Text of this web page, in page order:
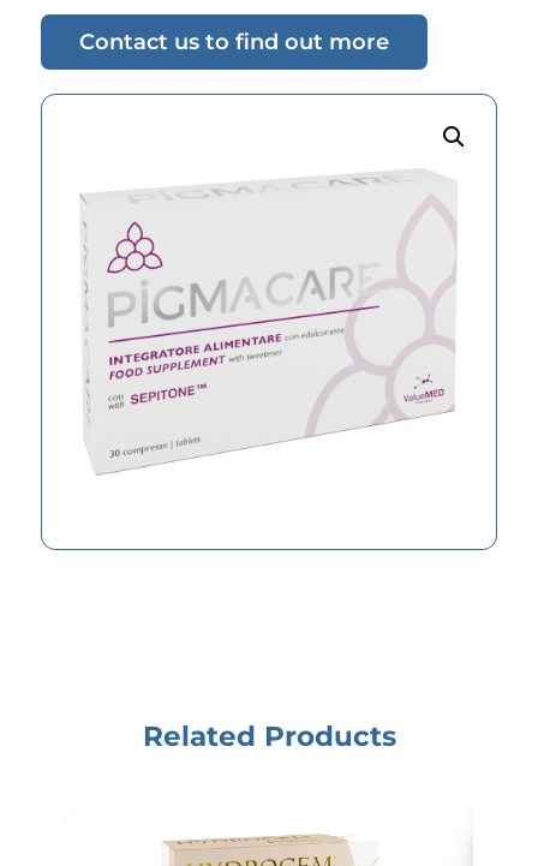
Contact us to find out more
Related Products